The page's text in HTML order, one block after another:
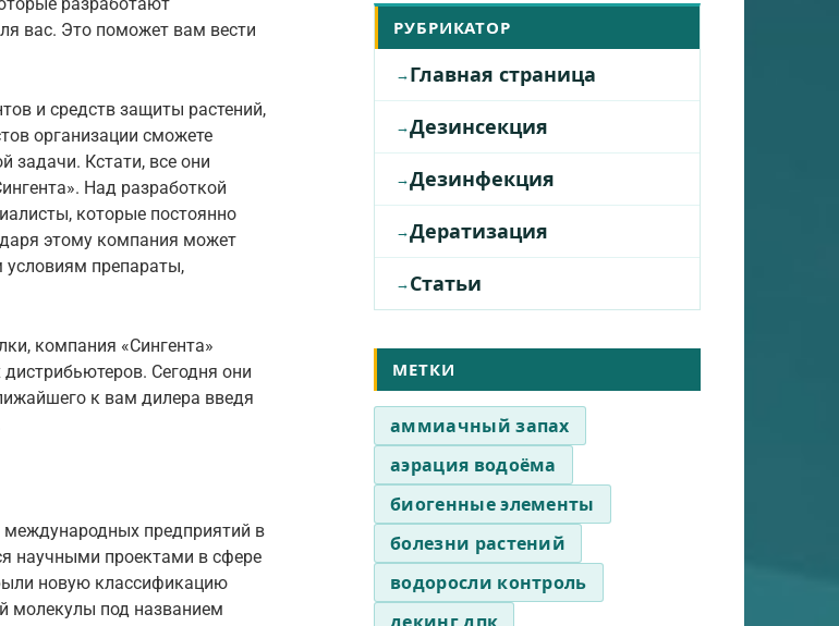
вас. Это поможет вам вести
и средств защиты растений,
организации сможете
задачи. Кстати, все они
Над разработкой
которые постоянно
этому компания может
препараты,
компания «Сингента»
Сегодня они
к вам дилера введя
международных предприятий в
научными проектами в сфере
новую классификацию
молекулы под названием
РУБРИКАТОР
Главная страница
Дезинсекция
Дезинфекция
Дератизация
Статьи
МЕТКИ
аммиачный запах
аэрация водоёма
биогенные элементы
болезни растений
водоросли контроль